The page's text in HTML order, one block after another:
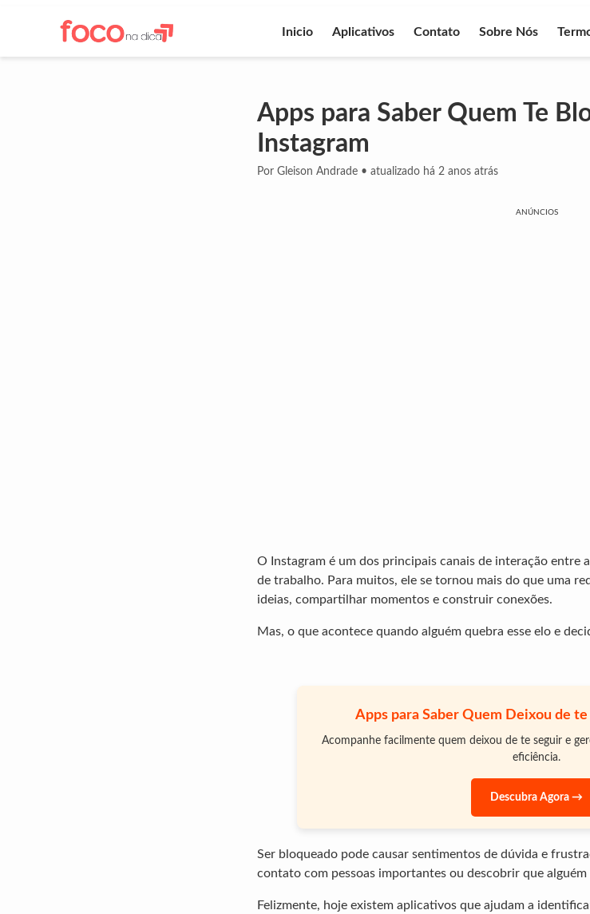
Inicio Aplicativos Contato Sobre Nós
Apps para Saber Quem Te
Instagram
Por Gleison Andrade • atualizado há 2 anos atrás
ANÚNCIOS
O Instagram é um dos principais canais de interação entre
de trabalho. Para muitos, ele se tornou mais do que uma
ideias, compartilhar momentos e construir conexões.
Mas, o que acontece quando alguém quebra esse elo e
Apps para Saber Quem Deixou de
Acompanhe facilmente quem deixou de te seguir e
eficiência.
Descubra Agora →
Ser bloqueado pode causar sentimentos de dúvida e
contato com pessoas importantes ou descobrir que alguém
Felizmente, hoje existem aplicativos que ajudam a